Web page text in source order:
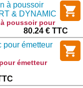
à poussoir
& DYNAMIC
à poussoir pour
80.24 € TTC
pour émetteur
émetteur